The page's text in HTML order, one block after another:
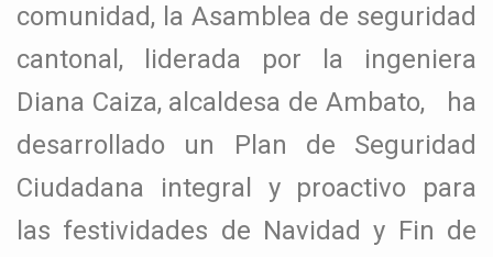
comunidad, la Asamblea de seguridad
cantonal, liderada por la ingeniera
Diana Caiza, alcaldesa de Ambato, ha
desarrollado un Plan de Seguridad
Ciudadana integral y proactivo para
las festividades de Navidad y Fin de